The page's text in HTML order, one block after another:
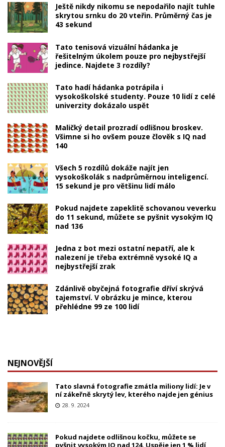
Ještě nikdy nikomu se nepodařilo najít tuhle
skrytou srnku do 20 vteřin. Průměrný čas je
43 sekund
Tato tenisová vizuální hádanka je
řešitelným úkolem pouze pro nejbystřejší
jedince. Najdete 3 rozdíly?
Tato hadí hádanka potrápila i
vysokoškolské studenty. Pouze 10 lidí z celé
univerzity dokázalo uspět
Maličký detail prozradí odlišnou broskev.
Všimne si ho ovšem pouze člověk s IQ nad
140
Všech 5 rozdílů dokáže najít jen
vysokoškolák s nadprůměrnou inteligencí.
15 sekund je pro většinu lidí málo
Pokud najdete zapeklitě schovanou veverku
do 11 sekund, můžete se pyšnit vysokým IQ
nad 136
Jedna z bot mezi ostatní nepatří, ale k
nalezení je třeba extrémně vysoké IQ a
nejbystřejší zrak
Zdánlivě obyčejná fotografie dříví skrývá
tajemství. V obrázku je mince, kterou
přehlédne 99 ze 100 lidí
NEJNOVĚJŠÍ
Tato slavná fotografie zmátla miliony lidí: Je v
ní zákeřně skrytý lev, kterého najde jen génius
28. 9. 2024
Pokud najdete odlišnou kočku, můžete se
pyšnit vysokým IQ nad 124. Uspěje jen 1 % lidí